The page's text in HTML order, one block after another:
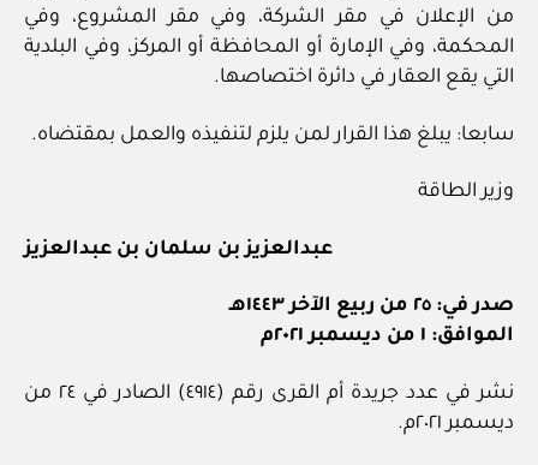
ﻣﻦ اﻹﻋﻼن في ﻣﻘﺮ اﻟﺸﺮﻛﺔ، وفي ﻣﻘﺮ المشروع، وفي
المحكمة، وفي اﻹﻣﺎرة أو المحافظﺔ أو المركز، وفي اﻟﺒﻠﺪﻳﺔ
اﻟﺘﻲ ﻳﻘﻊ اﻟﻌﻘﺎر في داﺋﺮة اﺧﺘﺼﺎﺻﻬﺎ.
ﺳﺎبعا: ﻳﺒﻠﻎ ﻫﺬا اﻟﻘﺮار لمن ﻳﻠﺰم ﻟﺘﻨﻔﻴﺬه واﻟﻌﻤﻞ بمقتضاه.
وزير الطاقة
عبدالعزيز بن سلمان بن عبدالعزيز
صدر في: ٢٥ من ربيع الآخر ١٤٤٣هـ
الموافق: ١ من ديسمبر ٢٠٢١م
نشر في عدد جريدة أم القرى رقم (٤٩١٤) الصادر في ٢٤ من
ديسمبر ٢٠٢١م.